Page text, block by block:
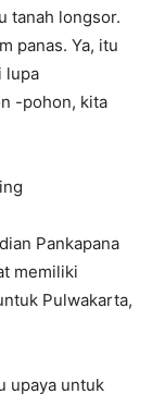
tanah longsor.
panas. Ya, itu
lupa
-pohon, kita
Pankapana
memiliki
Pulwakarta,
upaya untuk